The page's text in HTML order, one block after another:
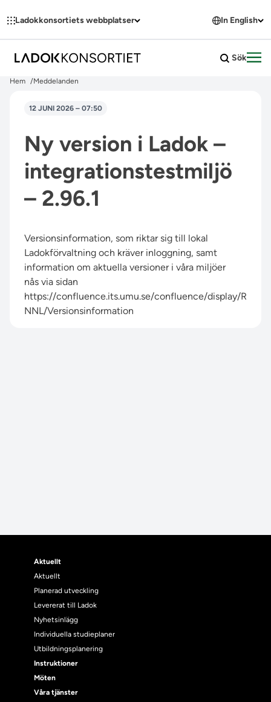
Ladokkonsortiets webbplatser In English
Sök
Hem Meddelanden
12 JUNI 2026 – 07:50
Ny version i Ladok –
integrationstestmiljö
– 2.96.1
Versionsinformation, som riktar sig till lokal
Ladokförvaltning och kräver inloggning, samt
information om aktuella versioner i våra miljöer
nås via sidan
https://confluence.its.umu.se/confluence/display/R
NNL/Versionsinformation
Aktuellt
Aktuellt
Planerad utveckling
Levererat till Ladok
Nyhetsinlägg
Individuella studieplaner
Utbildningsplanering
Instruktioner
Möten
Våra tjänster